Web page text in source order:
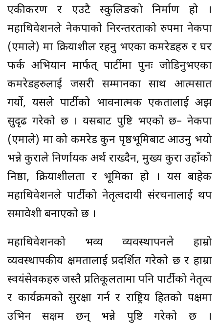
एकीकरण र एउटै स्कुलिङको निर्माण हो ।
महाधिवेशनले नेकपाको निरन्तरताको रुपमा नेकपा
(एमाले) मा क्रियाशील रहनु भएका कमरेडहरु र घर
फर्क अभियान मार्फत् पार्टीमा पुनः जोडिनुभएका
कमरेडहरुलाई जसरी सम्मानका साथ आत्मसात
गर्यो, यसले पार्टीको भावनात्मक एकतालाई अझ
सुदृढ गरेको छ । यसबाट पुष्टि भएको छ– नेकपा
(एमाले) मा को कमरेड कुन पृष्ठभूमिबाट आउनु भयो
भन्ने कुराले निर्णायक अर्थ राख्दैन, मुख्य कुरा उहाँको
निष्ठा, क्रियाशीलता र भूमिका हो । यस बाहेक
महाधिवेशनले पार्टीको नेतृत्वदायी संरचनालाई थप
समावेशी बनाएको छ ।
महाधिवेशनको भव्य व्यवस्थापनले हाम्रो
व्यवस्थापकीय क्षमतालाई प्रदर्शित गरेको छ र हाम्रा
स्वयंसेवकहरु जस्तै प्रतिकूलतामा पनि पार्टीको नेतृत्व
र कार्यक्रमको सुरक्षा गर्न र राष्ट्रिय हितको पक्षमा
उभिन सक्षम छन् भन्ने पुष्टि गरेको छ ।